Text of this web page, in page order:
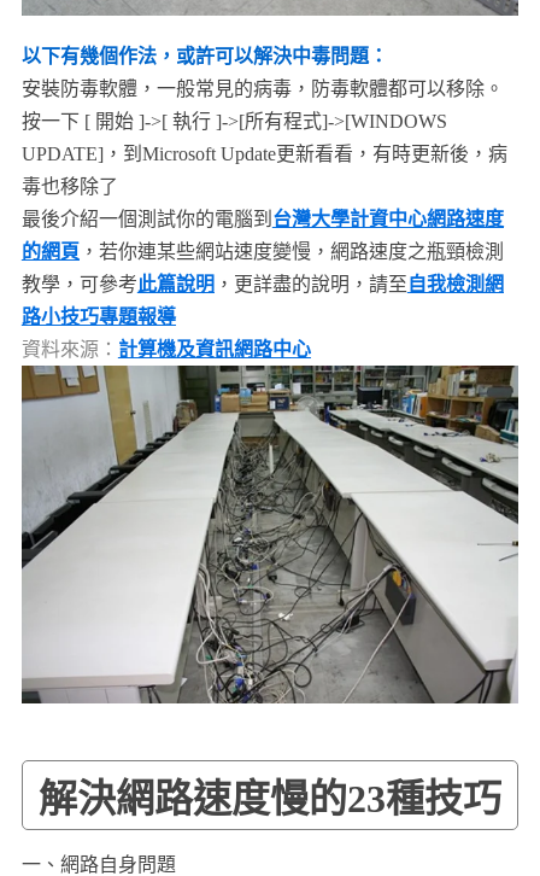
以下有幾個作法，或許可以解決中毒問題：
安裝防毒軟體，一般常見的病毒，防毒軟體都可以移除。
按一下 [ 開始 ]->[ 執行 ]->[所有程式]->[WINDOWS
UPDATE]，到Microsoft Update更新看看，有時更新後，病
毒也移除了
最後介紹一個測試你的電腦到 台灣大學計資中心網路速度
的網頁 ，若你連某些網站速度變慢，網路速度之瓶頸檢測
教學，可參考此篇說明 ，更詳盡的說明，請至 自我檢測網
路小技巧專題報導
資料來源： 計算機及資訊網路中心
解決網路速度慢的23種技巧
一、網路自身問題